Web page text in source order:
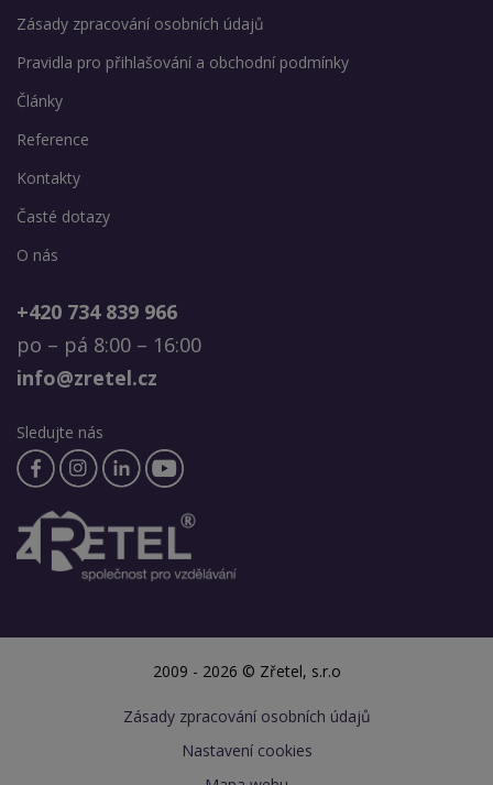
Zásady zpracování osobních údajů
Pravidla pro přihlašování a obchodní podmínky
Články
Reference
Kontakty
Časté dotazy
O nás
+420 734 839 966
po – pá 8:00 – 16:00
info@zretel.cz
Sledujte nás
2009 - 2026 © Zřetel, s.r.o
Zásady zpracování osobních údajů
Nastavení cookies